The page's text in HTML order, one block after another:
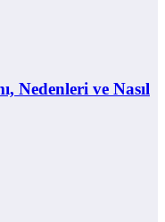
Nedenleri ve Nasıl